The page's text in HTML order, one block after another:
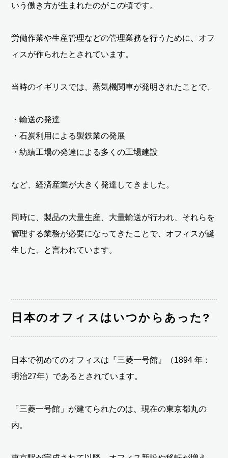
いう働き方が生まれたのがこの頃です。
労働作業や生産管理などの管理業務を行うために、オフ
ィスが作られたとされています。
当時のイギリスでは、蒸気機関車が発明されたことで、
・輸送の発達
・石炭利用による製鉄業の発展
・紡績工場の発達による多くの工場建設
など、経済産業が大きく発達してきました。
同時に、製品の大量生産、大量輸送が行われ、それらを
管理する業務が必要になってきたことで、オフィスが誕
生した、と言われています。
日本のオフィスはいつからあった?
日本で初めてのオフィスは『三菱一号館』（1894 年：
明治27年）であるとされています。
「三菱一号館」が建てられたのは、現在の東京都丸の
内。